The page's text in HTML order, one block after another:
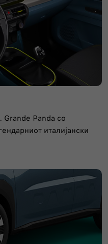
Grande Panda со
италијански